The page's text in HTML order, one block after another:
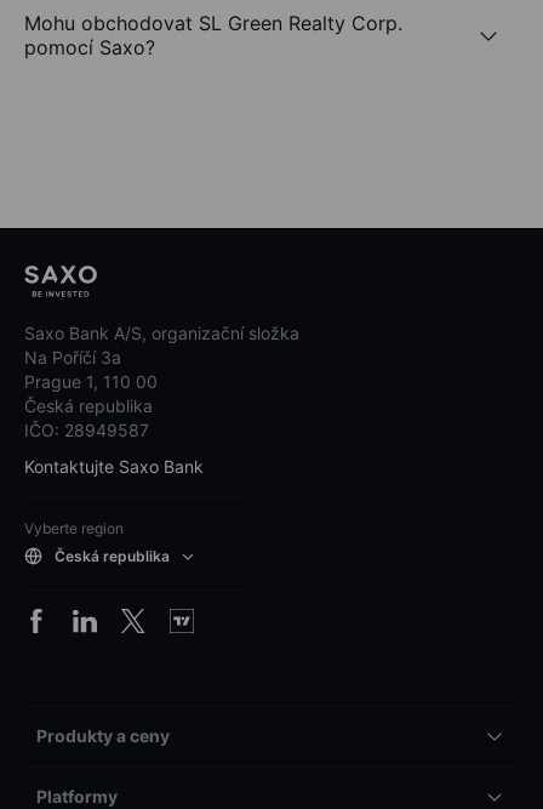
Mohu obchodovat SL Green Realty Corp.
pomocí Saxo?
Saxo Bank A/S, organizační složka
Na Poříčí 3a
Prague 1, 110 00
Česká republika
IČO: 28949587
Kontaktujte Saxo Bank
Vyberte region
Česká republika
Produkty a ceny
Platformy